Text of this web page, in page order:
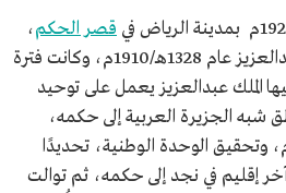
قصر الحكم،
الذي جدده الملك المؤسس عبدالعزيز عام 1328هـ/1910م، وكانت فترة
الملك عبدالعزيز يعمل على توحيد
الجزيرة العربية إلى حكمه،
وتحقيق الوحدة الوطنية، تحديدًا
إقليم في نجد إلى حكمه، ثم توالت